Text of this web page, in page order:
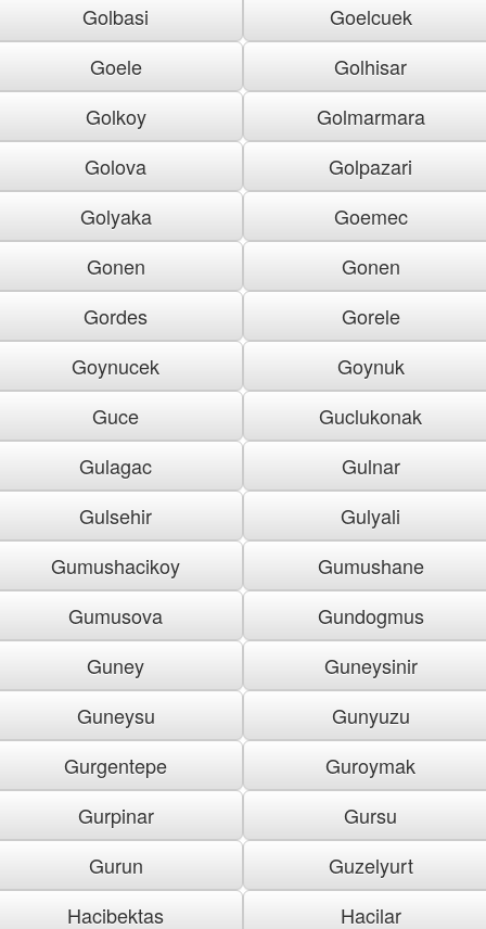
Golbasi
Goelcuek
Goele
Golhisar
Golkoy
Golmarmara
Golova
Golpazari
Golyaka
Goemec
Gonen
Gonen
Gordes
Gorele
Goynucek
Goynuk
Guce
Guclukonak
Gulagac
Gulnar
Gulsehir
Gulyali
Gumushacikoy
Gumushane
Gumusova
Gundogmus
Guney
Guneysinir
Guneysu
Gunyuzu
Gurgentepe
Guroymak
Gurpinar
Gursu
Gurun
Guzelyurt
Hacibektas
Hacilar